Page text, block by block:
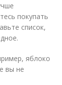
покупать
список,
яблоко
вы не